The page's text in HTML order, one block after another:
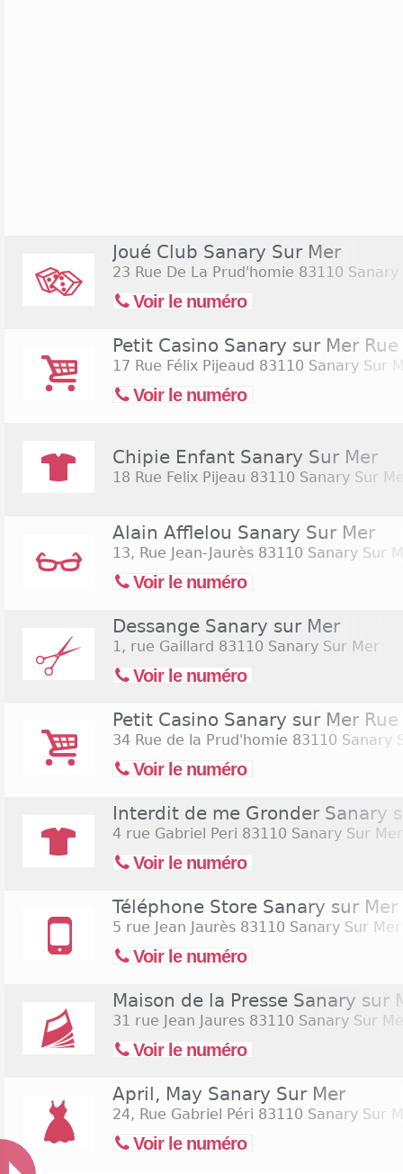
Joué Club Sanary Sur Mer
23 Rue De La Prud'homie 83110 Sanary
Voir le numéro
Petit Casino Sanary sur Mer
17 Rue Félix Pijeaud 83110 Sanary Sur
Voir le numéro
Chipie Enfant Sanary Sur Mer
18 Rue Felix Pijeau 83110 Sanary Sur
Alain Afflelou Sanary Sur Mer
13, Rue Jean-Jaurès 83110 Sanary Sur
Voir le numéro
Dessange Sanary sur Mer
1, rue Gaillard 83110 Sanary Sur Mer
Voir le numéro
Petit Casino Sanary sur Mer
34 Rue de la Prud'homie 83110 Sanary
Voir le numéro
Interdit de me Gronder Sanary
4 rue Gabriel Peri 83110 Sanary Sur Mer
Voir le numéro
Téléphone Store Sanary sur Mer
5 rue Jean Jaurès 83110 Sanary Sur Mer
Voir le numéro
Maison de la Presse Sanary sur
31 rue Jean Jaures 83110 Sanary Sur
Voir le numéro
April, May Sanary Sur Mer
24, Rue Gabriel Péri 83110 Sanary Sur
Voir le numéro